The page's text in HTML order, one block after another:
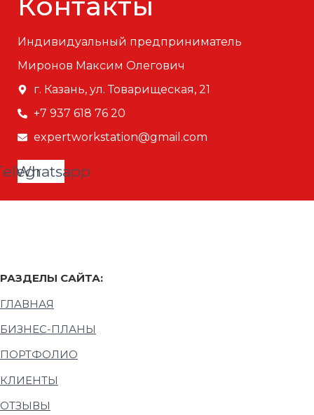
Индивидуальный предприниматель
Миронов Максим Олегович
г. Казань, ул. Товарищеская, 21
+7 937 618 76 20
expertworkstation@gmail.com
Whatsapp
РАЗДЕЛЫ САЙТА:
ГЛАВНАЯ
БИЗНЕС-ПЛАНЫ
ПОРТФОЛИО
КЛИЕНТЫ
ОТЗЫВЫ